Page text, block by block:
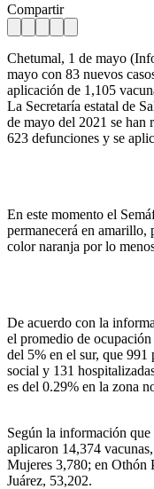
Compartir
Chetumal, 1 de mayo
mayo con 83 nuevos
aplicación de 1,105
La Secretaría estatal de
de mayo del 2021 se han
623 defunciones y se
En este momento el
permanecerá en amarillo,
color naranja por lo
De acuerdo con la
el promedio de
del 5% en el sur, que 991
social y 131
es del 0.29% en la zona
Según la información
aplicaron 14,374
Mujeres 3,780; en Othón
Juárez, 53,202.